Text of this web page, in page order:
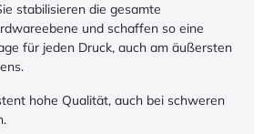
stabilisieren die gesamte
und schaffen so eine
für jeden Druck, auch am äußersten
hohe Qualität, auch bei schweren